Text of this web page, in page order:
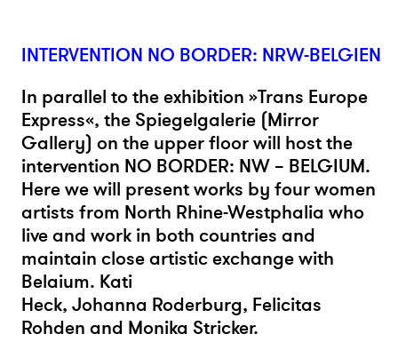
INTERVENTION NO BORDER: NRW-BELGIEN
In parallel to the exhibition »Trans Europe
Express«, the Spiegelgalerie (Mirror
Gallery) on the upper floor will host the
intervention NO BORDER: NW – BELGIUM.
Here we will present works by four women
artists from North Rhine-Westphalia who
live and work in both countries and
maintain close artistic exchange with
Belaium. Kati
Heck, Johanna Roderburg, Felicitas
Rohden and Monika Stricker.